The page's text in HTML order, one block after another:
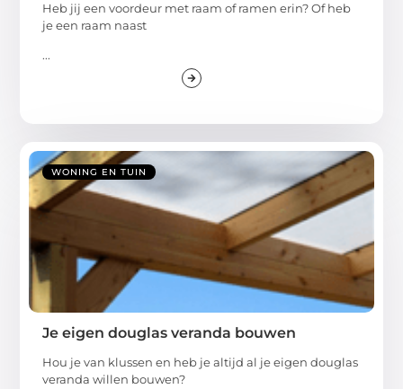
Heb jij een voordeur met raam of ramen erin? Of heb
je een raam naast
...
WONING EN TUIN
Je eigen douglas veranda bouwen
Hou je van klussen en heb je altijd al je eigen douglas
veranda willen bouwen?